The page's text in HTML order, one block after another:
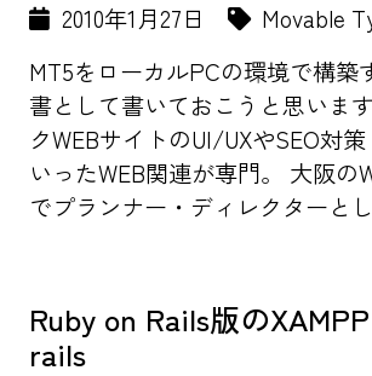
2010年1月27日
Movable
MT5をローカルPCの環境で構築
書として書いておこうと思いま
クWEBサイトのUI/UXやSEO対
いったWEB関連が専門。 大阪の
でプランナー・ディレクターと
Ruby on Rails版の
rails